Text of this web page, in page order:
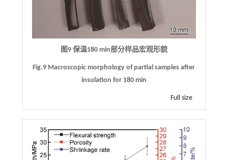
图9 保温180 min部分样品宏观形貌
Fig.9 Macroscopic morphology of partial samples after
insulation for 180 min
Full size